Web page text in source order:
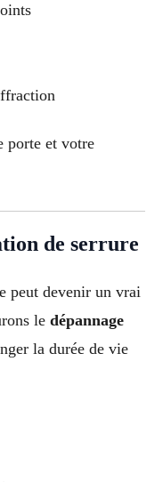
porte et votre
de serrure
peut devenir un vrai
le dépannage
la durée de vie